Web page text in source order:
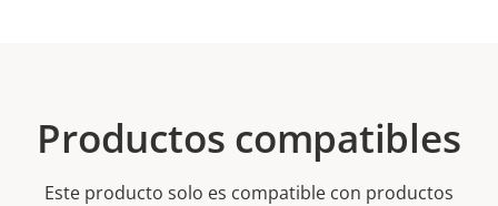
Productos compatibles
Este producto solo es compatible con productos